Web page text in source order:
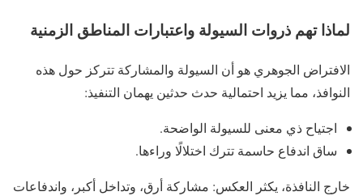
لماذا تهم ذروات السيولة واعتبارات المناطق الزمنية
الافتراض الجوهري هو أن السيولة والمشاركة تتركز حول هذه
النوافذ، مما يزيد احتمالية حدث حدثين يهمان التنفيذ:
اجتياح ذي معنى للسيولة الواضحة.
ساق اندفاع حاسمة تترك اختلالًا وراءها.
خارج النافذة، يكثر العكس: مشاركة أرق، وتداخل أكبر، واندفاعات